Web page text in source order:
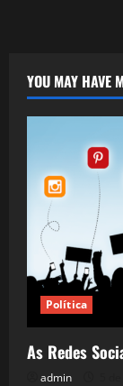
YOU MAY HAVE
Política
As Redes
admin